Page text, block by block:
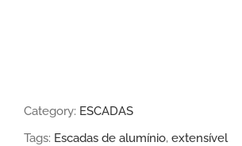
Category: ESCADAS
Tags: Escadas de alumínio, extensível